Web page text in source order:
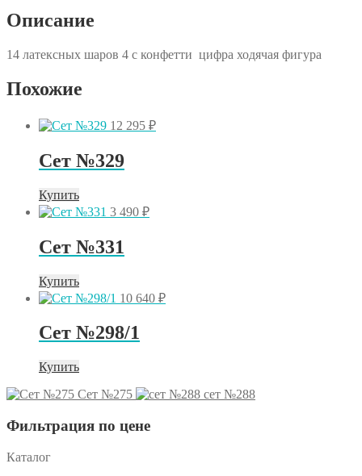
Описание
14 латексных шаров 4 с конфетти цифра ходячая фигура
Похожие
12 295 ₽
Сет №329
Купить
3 490 ₽
Сет №331
Купить
10 640 ₽
Сет №298/1
Купить
Сет №275
сет №288
Фильтрация по цене
Каталог